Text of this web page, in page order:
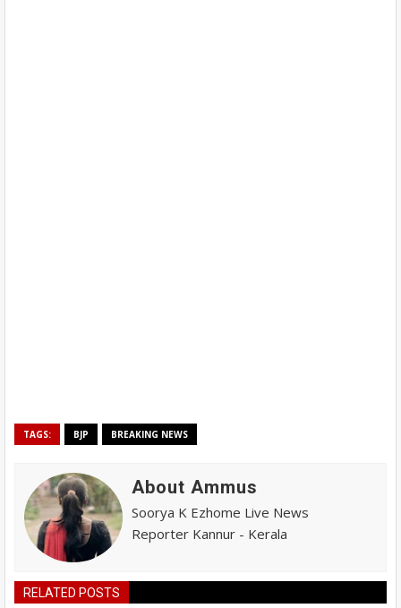
TAGS: BJP BREAKING NEWS
About Ammus
Soorya K Ezhome Live News
Reporter Kannur - Kerala
RELATED POSTS